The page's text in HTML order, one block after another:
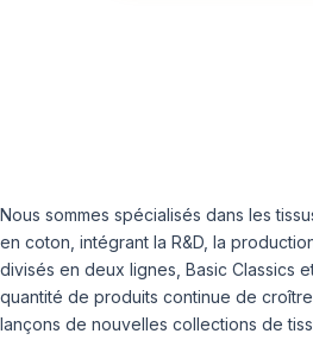
Nous sommes spécialisés dans les
en coton, intégrant la R&D, la
divisés en deux lignes, Basic Classics
quantité de produits continue de
lançons de nouvelles collections de